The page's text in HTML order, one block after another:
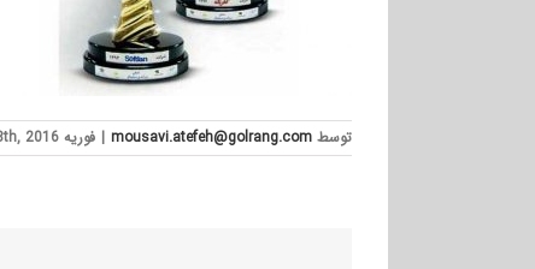
توسط mousavi.atefeh@golrang.com
| فوریه 18th, 2016